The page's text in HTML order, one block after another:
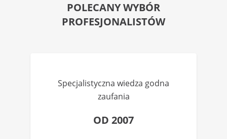
POLECANY WYBÓR
PROFESJONALISTÓW
Specjalistyczna wiedza godna
zaufania
OD 2007